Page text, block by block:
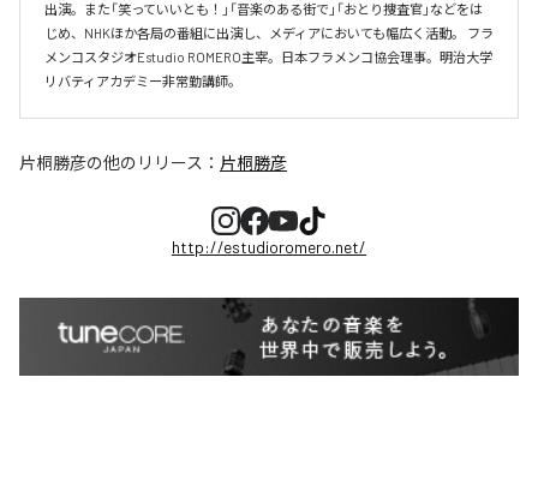
出演。また「笑っていいとも！」「音楽のある街で」「おとり捜査官」などをは
じめ、NHKほか各局の番組に出演し、メディアにおいても幅広く活動。 フラ
メンコスタジオEstudio ROMERO主宰。日本フラメンコ協会理事。明治大学
リバティアカデミー非常勤講師。
片桐勝彦の他のリリース： 片桐勝彦
http://estudioromero.net/